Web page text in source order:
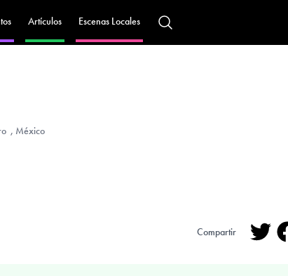
Artículos Escenas Locales
, México
Compartir